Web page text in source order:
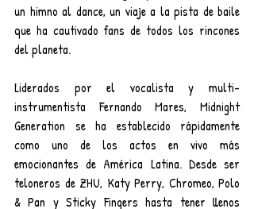
un himno al dance, un viaje a la pista de baile
que ha cautivado fans de todos los rincones
del planeta.
Liderados por el vocalista y multi-
instrumentista Fernando Mares, Midnight
Generation se ha establecido rápidamente
como uno de los actos en vivo más
emocionantes de América Latina. Desde ser
teloneros de ZHU, Katy Perry, Chromeo, Polo
& Pan y Sticky Fingers hasta tener llenos